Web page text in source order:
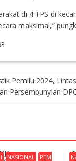
di 4 TPS di
maksimal,”
Pemilu 2024,
Persembunyian
NASIONAL
PEM